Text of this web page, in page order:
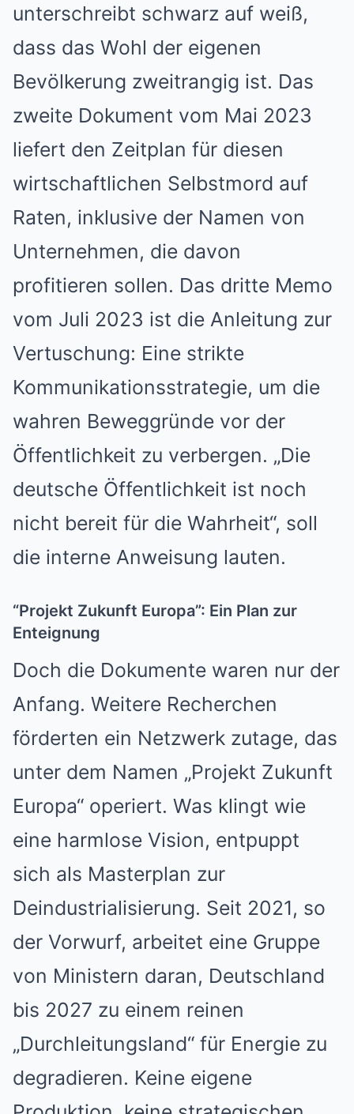
unterschreibt schwarz auf weiß,
dass das Wohl der eigenen
Bevölkerung zweitrangig ist. Das
zweite Dokument vom Mai 2023
liefert den Zeitplan für diesen
wirtschaftlichen Selbstmord auf
Raten, inklusive der Namen von
Unternehmen, die davon
profitieren sollen. Das dritte Memo
vom Juli 2023 ist die Anleitung zur
Vertuschung: Eine strikte
Kommunikationsstrategie, um die
wahren Beweggründe vor der
Öffentlichkeit zu verbergen. „Die
deutsche Öffentlichkeit ist noch
nicht bereit für die Wahrheit“, soll
die interne Anweisung lauten.
“Projekt Zukunft Europa”: Ein Plan zur
Enteignung
Doch die Dokumente waren nur der
Anfang. Weitere Recherchen
förderten ein Netzwerk zutage, das
unter dem Namen „Projekt Zukunft
Europa“ operiert. Was klingt wie
eine harmlose Vision, entpuppt
sich als Masterplan zur
Deindustrialisierung. Seit 2021, so
der Vorwurf, arbeitet eine Gruppe
von Ministern daran, Deutschland
bis 2027 zu einem reinen
„Durchleitungsland“ für Energie zu
degradieren. Keine eigene